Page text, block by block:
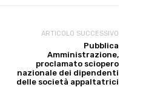
ARTICOLO SUCCESSIVO
Pubblica
Amministrazione,
proclamato sciopero
nazionale dei dipendenti
delle società appaltatrici